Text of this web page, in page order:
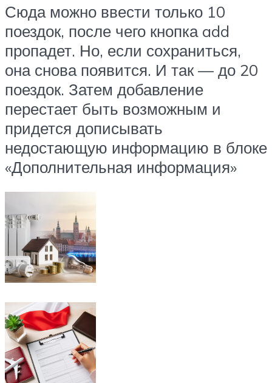
Сюда можно ввести только 10
поездок, после чего кнопка add
пропадет. Но, если сохраниться,
она снова появится. И так — до 20
поездок. Затем добавление
перестает быть возможным и
придется дописывать
недостающую информацию в блоке
«Дополнительная информация»